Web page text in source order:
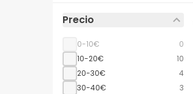
Precio
0-10€
0
10-20€
10
20-30€
4
30-40€
3